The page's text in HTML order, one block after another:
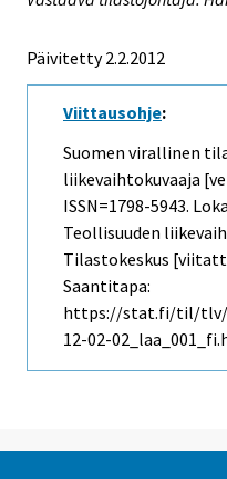
Päivitetty 2.2.2012
Viittausohje:
Suomen virallinen
liikevaihtokuvaaja
ISSN=1798-5943.
Teollisuuden
Tilastokeskus
Saantitapa:
https://stat.fi/til/tlv/
12-02-